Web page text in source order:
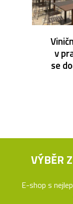
v
se
VÝBĚR
E-shop s